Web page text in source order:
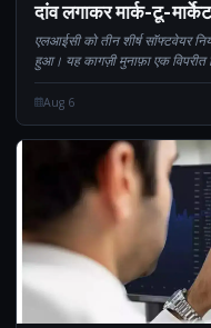
दांव लगाकर मार्क-टू-
एलआईसी को तीन शीर्ष सॉफ्टवेयर
हुआ। यह कागज़ी मुनाफ़ा एक
बीमाकर्ता ने इंफोसिस, टीसीएस और
Aug 6